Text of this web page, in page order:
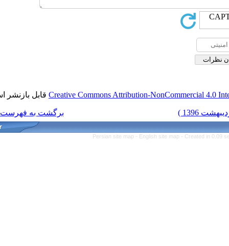
Creative Commons Attribution-قابل بازنشر است.
برگشت به فهرست نسخه ها
Persian site map -